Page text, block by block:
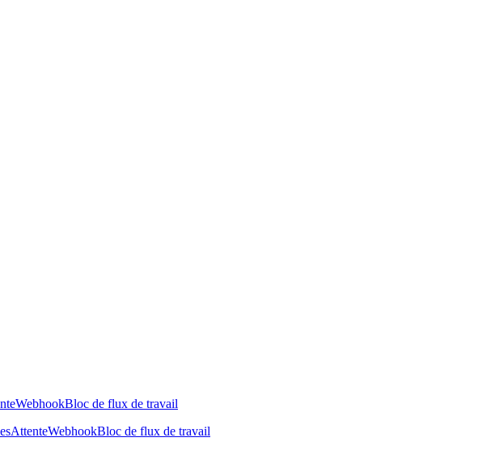
WebhookBloc de flux de travail
AttenteWebhookBloc de flux de travail